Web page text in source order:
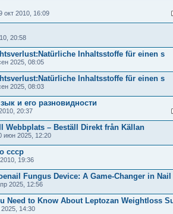
окт 2010, 16:09
20:58
Inhaltsstoffe für einen s
2025, 08:05
Inhaltsstoffe für einen s
2025, 08:03
и его разновидности
20:37
Webbplats – Beställ Direkt från Källan
июн 2025, 12:20
ссср
19:36
Fungus Device: A Game-Changer in Nail
2025, 12:56
Need to Know About Leptozan Weightloss
14:30